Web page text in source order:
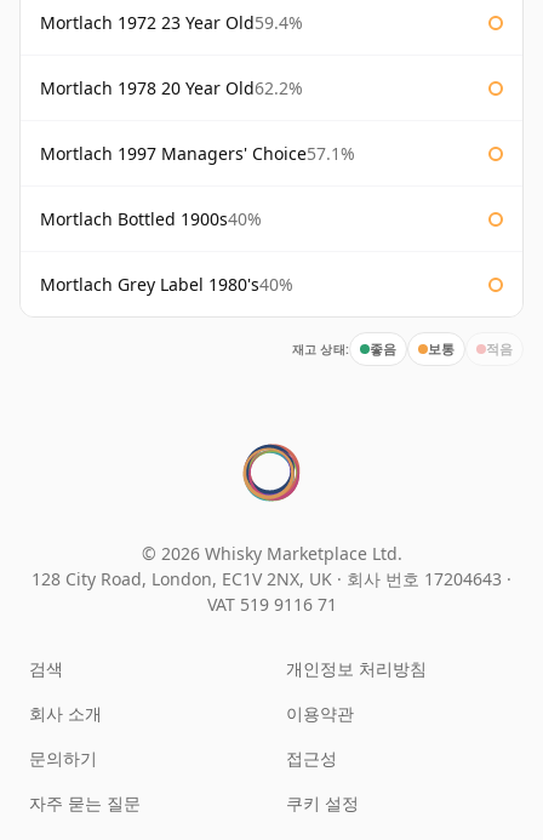
Mortlach 1972 23 Year Old59.4%
Mortlach 1978 20 Year Old62.2%
Mortlach 1997 Managers' Choice57.1%
Mortlach Bottled 1900s40%
Mortlach Grey Label 1980's40%
재고 상태: 좋음 보통 적음
© 2026 Whisky Marketplace Ltd.
128 City Road, London, EC1V 2NX, UK · 회사 번호 17204643 ·
VAT 519 9116 71
검색
회사 소개
문의하기
자주 묻는 질문
개인정보 처리방침
이용약관
접근성
쿠키 설정